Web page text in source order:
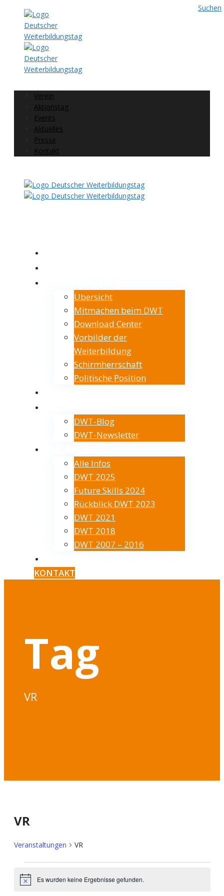
Suchen
Verein
Aktionstag
Events
Aktuelles
Presse
Kontakt
Übersicht
Mitmachen beim DWT
Download Center
Vorbilder der
Weiterbildung
Schirmherrschaft
Politische Position
DWT-Blog
DWT-Newsletter
Alle Infos
DWT 2025
Future Skills 2024
Rückblick DWT 2023
DWT 2021
DWT 2018
DWT 2007 – 2016
KONTAKT
Tag
VR
VR
Veranstaltungen VR
Veranstaltungen
HinweisEs wurden keine Ergebnisse gefunden.